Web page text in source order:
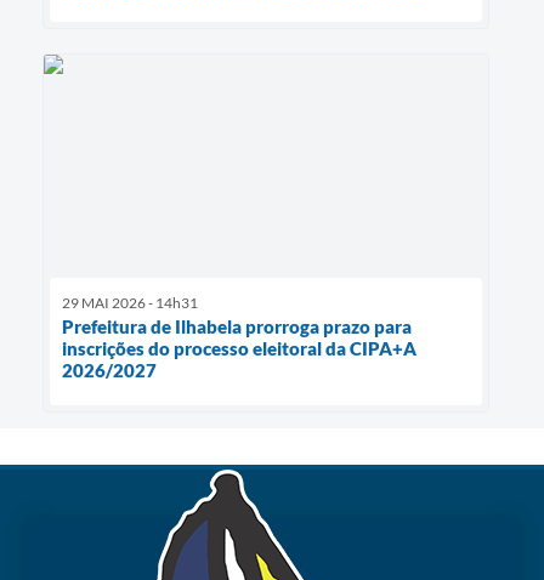
29 MAI 2026 - 14h31
Prefeitura de Ilhabela prorroga prazo para
inscrições do processo eleitoral da CIPA+A
2026/2027